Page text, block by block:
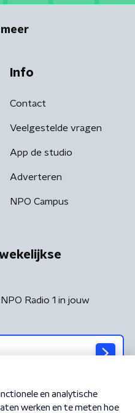
Info
Contact
Veelgestelde vragen
App de studio
Adverteren
NPO Campus
Radio 1 in jouw